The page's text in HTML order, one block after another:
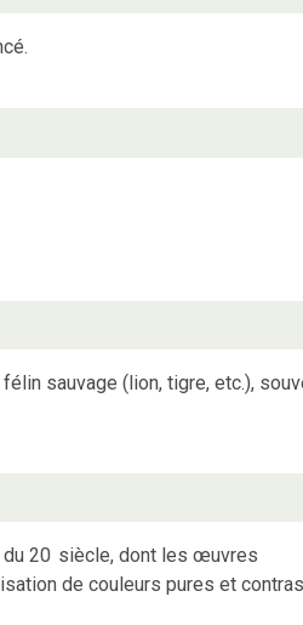
félin sauvage (lion, tigre, etc.),
20 siècle, dont les œuvres
de couleurs pures et